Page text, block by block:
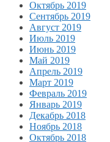
Октябрь 2019
Сентябрь 2019
Август 2019
Июль 2019
Июнь 2019
Май 2019
Апрель 2019
Март 2019
Февраль 2019
Январь 2019
Декабрь 2018
Ноябрь 2018
Октябрь 2018